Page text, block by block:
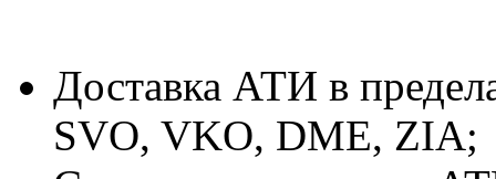
Доставка АТИ в
SVO, VKO, DME, ZIA;